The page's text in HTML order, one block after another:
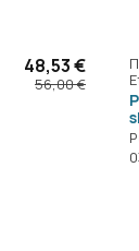
48,53 €
56,00 €